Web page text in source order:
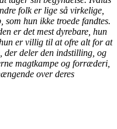
folk er lige så virkelige,
som hun ikke troede fandtes.
er det mest dyrebare, hun
er villig til at ofre alt for at
der deler den indstilling, og
magtkampe og forræderi,
over deres